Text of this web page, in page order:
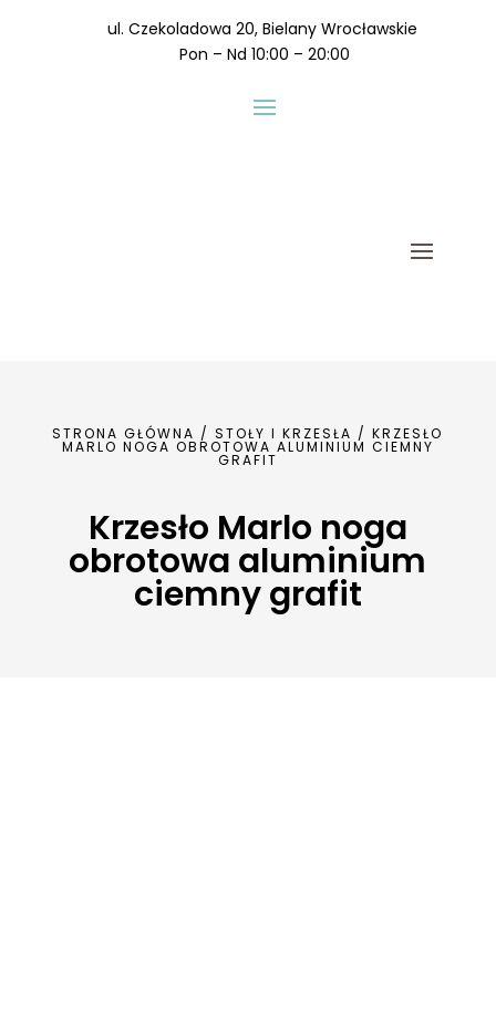
ul. Czekoladowa 20, Bielany Wrocławskie
Pon – Nd 10:00 – 20:00
STRONA GŁÓWNA /STOŁY I KRZESŁA / KRZESŁO
MARLO NOGA OBROTOWA ALUMINIUM CIEMNY
GRAFIT
Krzesło Marlo noga
obrotowa aluminium
ciemny grafit